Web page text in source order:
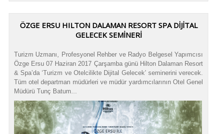
ÖZGE ERSU HILTON DALAMAN RESORT SPA DİJİTAL
GELECEK SEMİNERİ
Turizm Uzmanı, Profesyonel Rehber ve Radyo Belgesel Yapımcısı
Özge Ersu 07 Haziran 2017 Çarşamba günü Hilton Dalaman Resort
& Spa’da ‘Turizm ve Otelcilikte Dijital Gelecek’ seminerini verecek.
Tüm otel departman müdürleri ve müdür yardımcılarının Otel Genel
Müdürü Tunç Batum...